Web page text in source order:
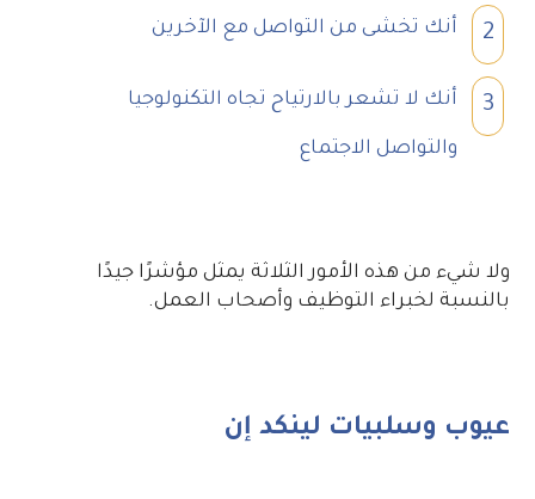
2 أنك تخشى من التواصل مع الآخرين
3 أنك لا تشعر بالارتياح تجاه التكنولوجيا
والتواصل الاجتماع
ولا شيء من هذه الأمور الثلاثة يمثل مؤشرًا جيدًا
بالنسبة لخبراء التوظيف وأصحاب العمل.
عيوب وسلبيات لينكد إن